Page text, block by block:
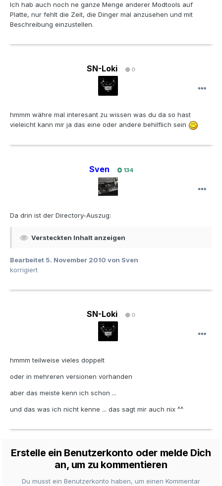
Ich hab auch noch ne ganze Menge anderer Modtools auf
Platte, nur fehlt die Zeit, die Dinger mal anzusehen und mit
Beschreibung einzustellen.
SN-Loki 0
hmmm währe mal interesant zu wissen was du da so hast
vieleicht kann mir ja das eine oder andere behilflich sein
Sven 134
Da drin ist der Directory-Auszug:
Versteckten Inhalt anzeigen
Bearbeitet 5. November 2010 von Sven
korrigiert
SN-Loki 0
hmmm teilweise vieles doppelt
oder in mehreren versionen vorhanden
aber das meiste kenn ich schon ...
und das was ich nicht kenne ... das sagt mir auch nix ^^
Erstelle ein Benutzerkonto oder melde Dich
an, um zu kommentieren
Du musst ein Benutzerkonto haben, um einen Kommentar